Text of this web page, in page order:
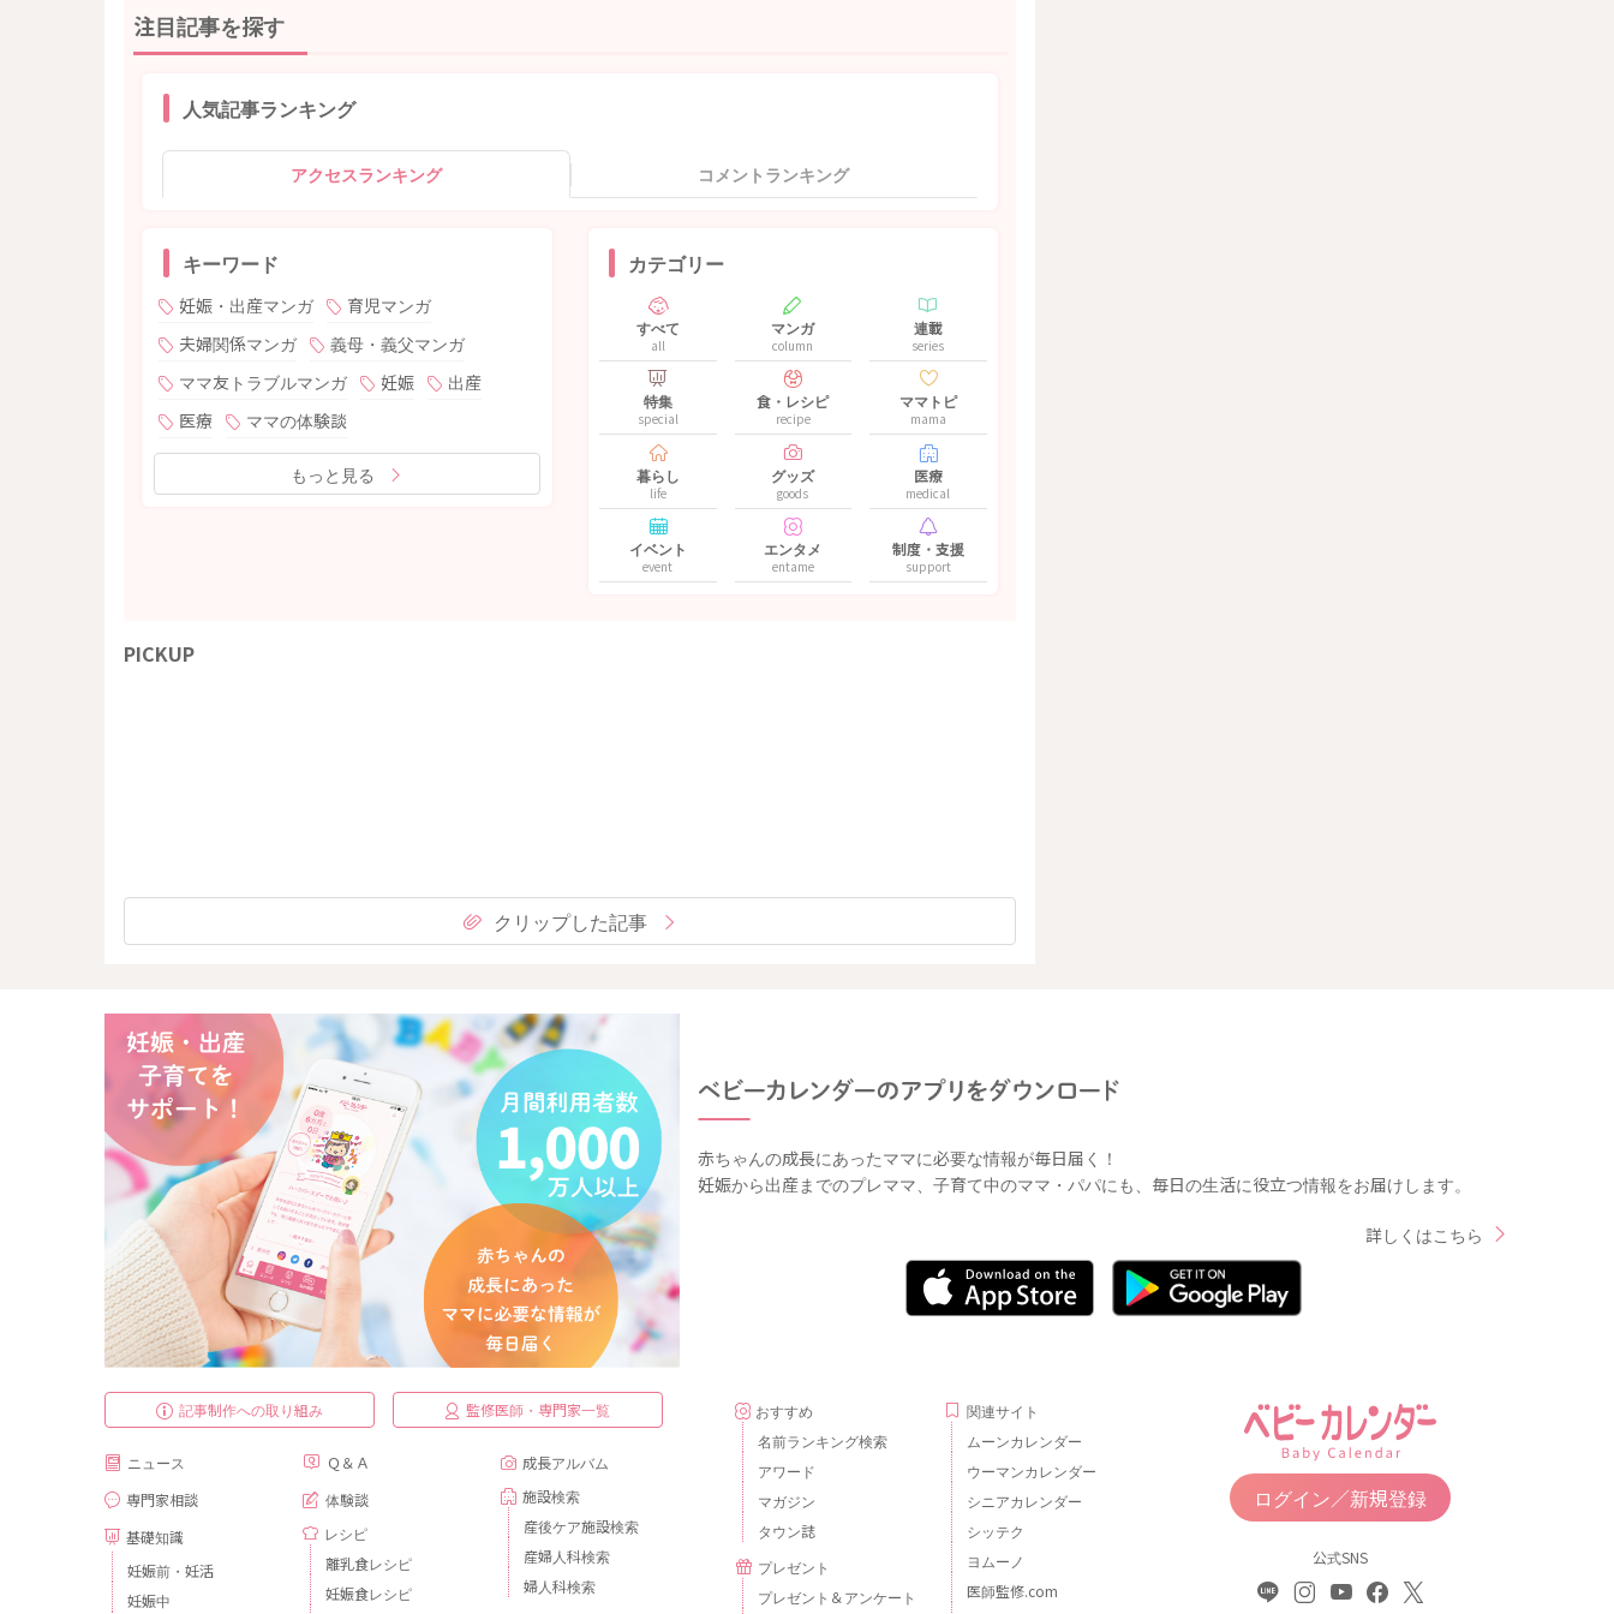
注目記事を探す
人気記事ランキング
アクセスランキング コメントランキング
キーワード
妊娠・出産マンガ
育児マンガ
夫婦関係マンガ
義母・義父マンガ
ママ友トラブルマンガ
妊娠
出産
医療
ママの体験談
もっと見る
カテゴリー
すべて
all
マンガ
column
連載
series
特集
special
食・レシピ
recipe
ママトピ
mama
暮らし
life
グッズ
goods
医療
medical
イベント
event
エンタメ
entame
制度・支援
support
PICKUP
クリップした記事
赤ちゃんの成長にあったママに必要な情報が毎日届く！
妊娠から出産までのプレママ、子育て中のママ・パパにも、毎日の生活に役立つ情報をお届けします。
詳しくはこちら
記事制作への取り組み 監修医師・専門家一覧
ニュース
専門家相談
基礎知識
妊娠前・妊活
妊娠中
Ｑ＆Ａ
体験談
レシピ
離乳食レシピ
妊娠食レシピ
成長アルバム
施設検索
産後ケア施設検索
産婦人科検索
婦人科検索
おすすめ
名前ランキング検索
アワード
マガジン
タウン誌
プレゼント
プレゼント＆アンケート
関連サイト
ムーンカレンダー
ウーマンカレンダー
シニアカレンダー
シッテク
ヨムーノ
医師監修.com
ログイン／新規登録
公式SNS